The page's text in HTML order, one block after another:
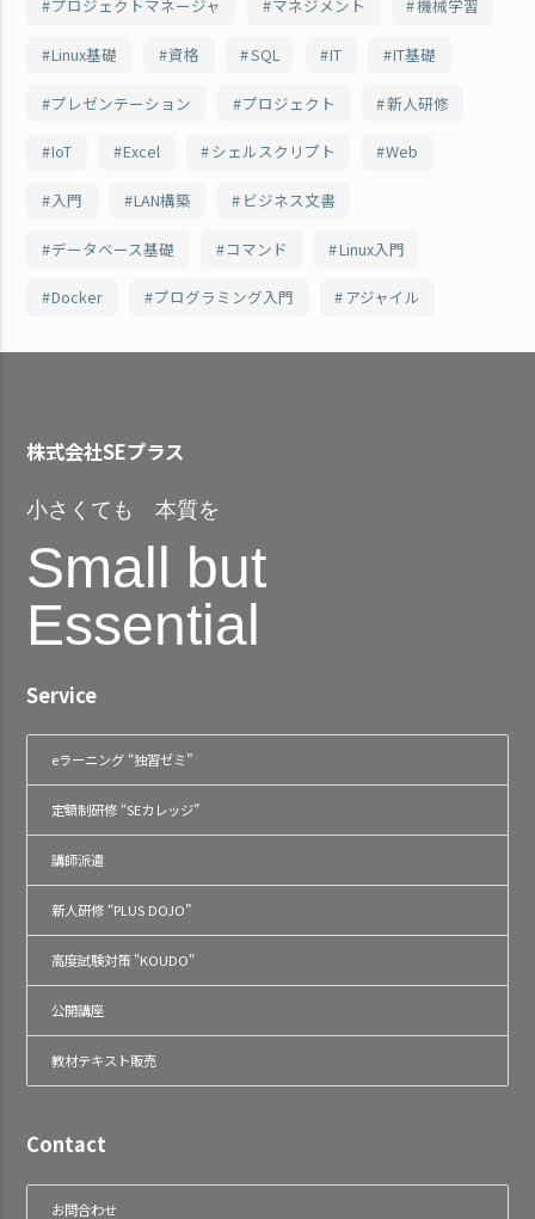
プロジェクトマネージャ マネジメント 機械学習
Linux基礎 資格 SQL IT IT基礎
プレゼンテーション プロジェクト 新人研修
IoT Excel シェルスクリプト Web
入門 LAN構築 ビジネス文書
データベース基礎 コマンド Linux入門
Docker プログラミング入門 アジャイル
株式会社SEプラス
小さくても 本質を
Small but
Essential
Service
eラーニング “独習ゼミ”
定額制研修 “SEカレッジ”
講師派遣
新人研修 “PLUS DOJO”
高度試験対策 "KOUDO"
公開講座
教材テキスト販売
Contact
お問合わせ